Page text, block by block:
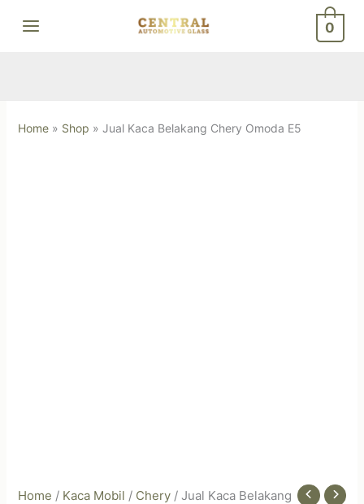
0
Home» Shop » Jual Kaca Belakang Chery Omoda E5
Home / Kaca Mobil / Chery/ Jual Kaca Belakang